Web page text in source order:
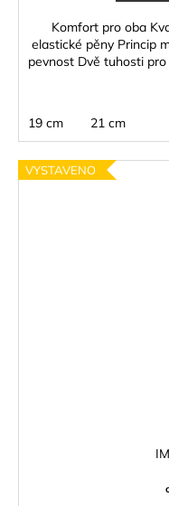
Komfort pro oba
elastické pěny Princip
pevnost Dvě tuhosti
19 cm 21 cm
VYSTAVENO